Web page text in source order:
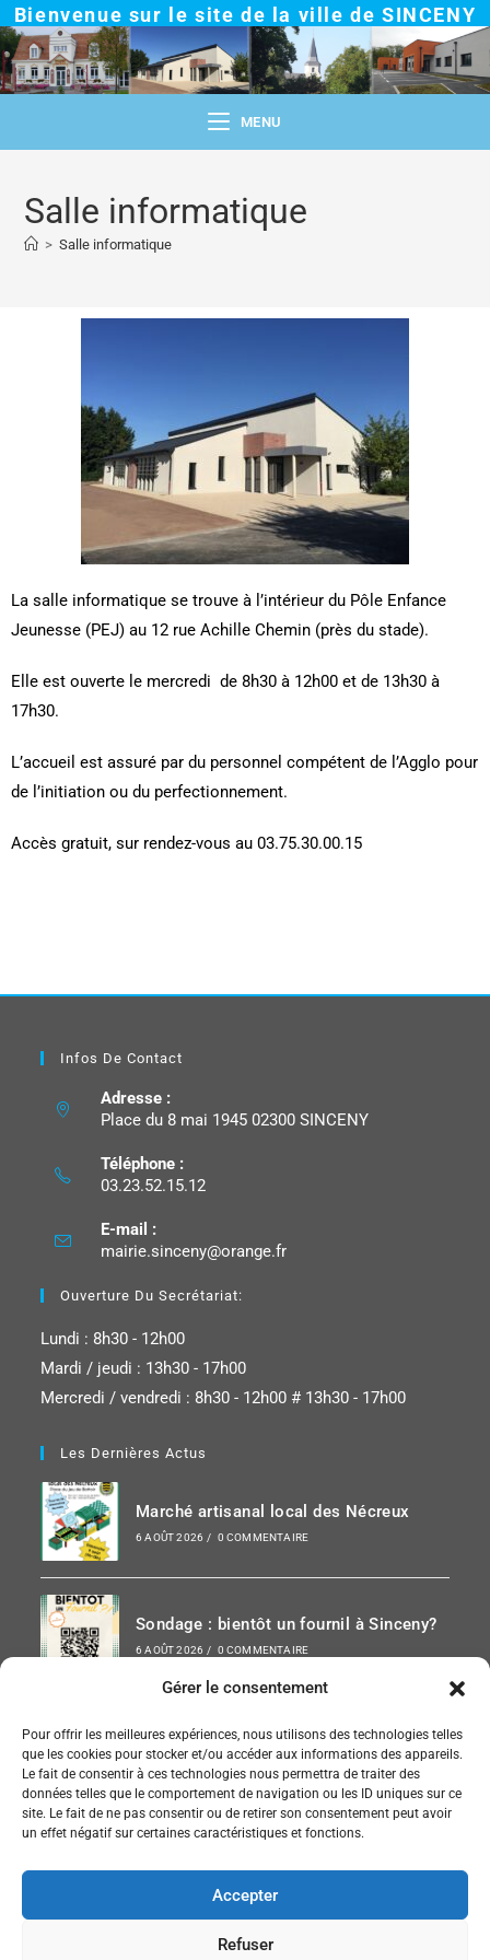
Gérer le consentement
Pour offrir les meilleures expériences, nous utilisons des technologies telles
que les cookies pour stocker et/ou accéder aux informations des appareils.
Le fait de consentir à ces technologies nous permettra de traiter des
données telles que le comportement de navigation ou les ID uniques sur ce
site. Le fait de ne pas consentir ou de retirer son consentement peut avoir
un effet négatif sur certaines caractéristiques et fonctions.
Accepter
Refuser
Bienvenue sur le site de la ville de SINCENY
MENU
Salle informatique
> Salle informatique
La salle informatique se trouve à l’intérieur du Pôle Enfance
Jeunesse (PEJ) au 12 rue Achille Chemin (près du stade).
Elle est ouverte le mercredi de 8h30 à 12h00 et de 13h30 à
17h30.
L’accueil est assuré par du personnel compétent de l’Agglo pour
de l’initiation ou du perfectionnement.
Accès gratuit, sur rendez-vous au 03.75.30.00.15
Infos De Contact
Adresse :
Place du 8 mai 1945 02300 SINCENY
Téléphone :
03.23.52.15.12
E-mail :
mairie.sinceny@orange.fr
Ouverture Du Secrétariat:
Lundi : 8h30 - 12h00
Mardi / jeudi : 13h30 - 17h00
Mercredi / vendredi : 8h30 - 12h00 # 13h30 - 17h00
Les Dernières Actus
Marché artisanal local des Nécreux
6 AOÛT 2026 / 0 COMMENTAIRE
Sondage : bientôt un fournil à Sinceny?
6 AOÛT 2026 / 0 COMMENTAIRE
Paris-Chauny 2026
6 AOÛT 2026 / 0 COMMENTAIRE
SUIVEZ NOUS SUR FACEBOOK